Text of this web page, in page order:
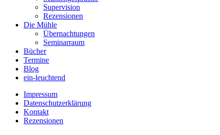
Supervision
Rezensionen
Die Mühle
Übernachtungen
Seminarraum
Bücher
Termine
Blog
ein-leuchtend
Impressum
Datenschutzerklärung
Kontakt
Rezensionen